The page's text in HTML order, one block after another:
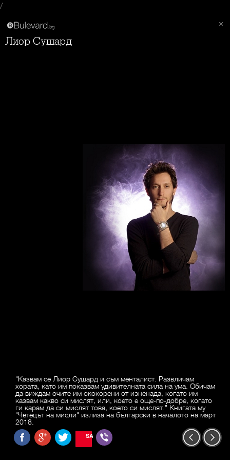
/
Лиор Сушард
"Казвам се Лиор Сушард и съм менталист. Развличам
хората, като им показвам удивителната сила на ума. Обичам
да виждам очите им ококорени от изненада, когато им
казвам какво си мислят, или, което е още-по-добре, когато
ги карам да си мислят това, което си мислят." Книгата му
"Четецът на мисли" излиза на български в началото на март
2018.
SAVE